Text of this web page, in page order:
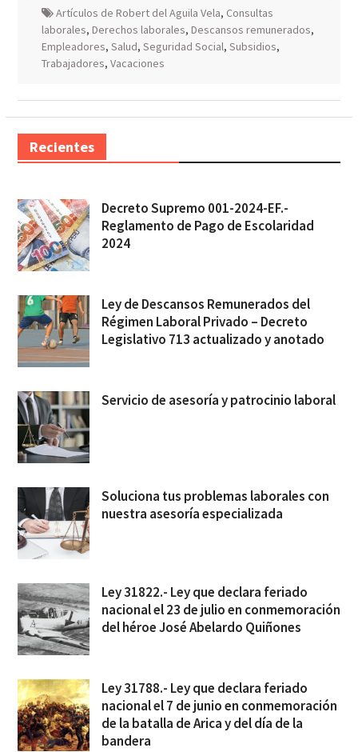
Artículos de Robert del Aguila Vela, Consultas
laborales, Derechos laborales, Descansos remunerados,
Empleadores, Salud, Seguridad Social, Subsidios,
Trabajadores, Vacaciones
Recientes
Decreto Supremo 001-2024-EF.-
Reglamento de Pago de Escolaridad
2024
Ley de Descansos Remunerados del
Régimen Laboral Privado – Decreto
Legislativo 713 actualizado y anotado
Servicio de asesoría y patrocinio laboral
Soluciona tus problemas laborales con
nuestra asesoría especializada
Ley 31822.- Ley que declara feriado
nacional el 23 de julio en conmemoración
del héroe José Abelardo Quiñones
Ley 31788.- Ley que declara feriado
nacional el 7 de junio en conmemoración
de la batalla de Arica y del día de la
bandera